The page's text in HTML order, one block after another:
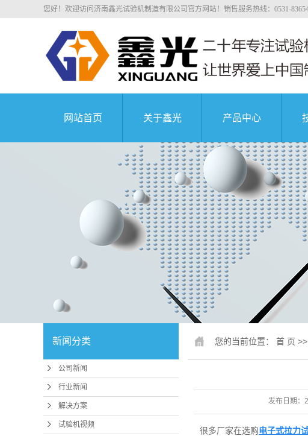
您好！欢迎访问济南鑫光试验机制造有限公司官方网站！销售服务热线：0531-
网站首页 关于鑫光
公司简介
荣誉资质
业务介绍
组织机构
企业文化
公司环境
产品中心
电子拉力试验机
电子万能试验机
液压万能试验机
沥青混凝土试验机
压剪试验机
锚固、钢绞线试验机
人造板试验机
冲击试验机
疲劳试验机
试验机配件及升级改
行业标准
科研院所
中国航天科技集团 中
新闻分类
公司新闻
行业新闻
解决方案
试验机视频
您的当前位置： 首 页 >>
发布日期：
很多厂家在选购电子式拉力